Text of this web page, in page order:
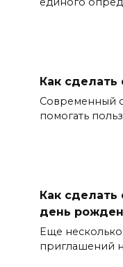
Как сделать
Современный
помогать
Как сделать
день
Еще
приглашений